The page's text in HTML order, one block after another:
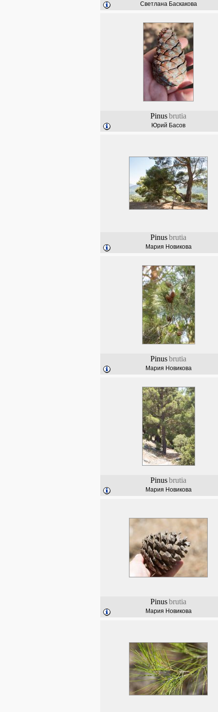
Светлана Баскакова
Pinusbrutia
Юрий Басов
Pinusbrutia
Мария Новикова
Pinusbrutia
Мария Новикова
Pinusbrutia
Мария Новикова
Pinusbrutia
Мария Новикова